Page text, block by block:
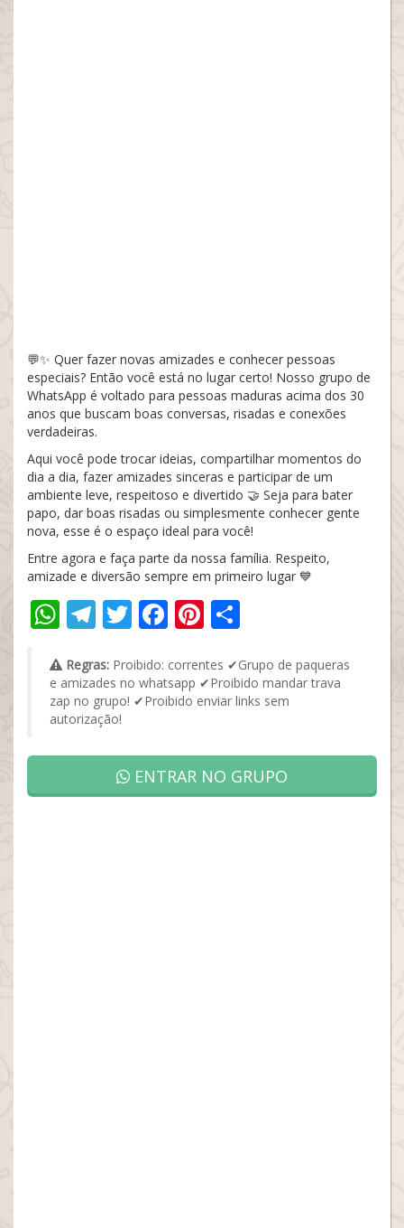
💬✨ Quer fazer novas amizades e conhecer pessoas
especiais? Então você está no lugar certo! Nosso grupo de
WhatsApp é voltado para pessoas maduras acima dos 30
anos que buscam boas conversas, risadas e conexões
verdadeiras.
Aqui você pode trocar ideias, compartilhar momentos do
dia a dia, fazer amizades sinceras e participar de um
ambiente leve, respeitoso e divertido 🤝 Seja para bater
papo, dar boas risadas ou simplesmente conhecer gente
nova, esse é o espaço ideal para você!
Entre agora e faça parte da nossa família. Respeito,
amizade e diversão sempre em primeiro lugar 💙
WhatsApp
Telegram
Twitter
Facebook
Pinterest
Regras: Proibido: correntes ✔Grupo de paqueras
e amizades no whatsapp ✔Proibido mandar trava
zap no grupo! ✔Proibido enviar links sem
autorização!
ENTRAR NO GRUPO